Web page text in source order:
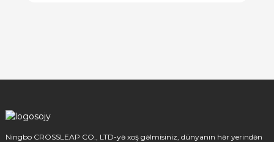
Ningbo CROSSLEAP CO., LTD-yə xoş gəlmisiniz, dünyanın hər yerindən